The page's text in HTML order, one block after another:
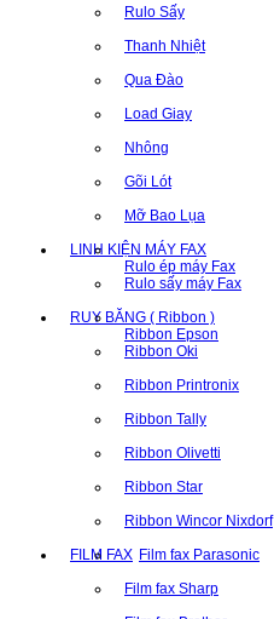
Rulo Sấy
Thanh Nhiệt
Qua Đào
Load Giay
Nhông
Gõi Lót
Mỡ Bao Lụa
LINH KIỆN MÁY FAX
Rulo ép máy Fax
Rulo sấy máy Fax
RUY BĂNG ( Ribbon )
Ribbon Epson
Ribbon Oki
Ribbon Printronix
Ribbon Tally
Ribbon Olivetti
Ribbon Star
Ribbon Wincor Nixdorf
FILM FAX Film fax Parasonic
Film fax Sharp